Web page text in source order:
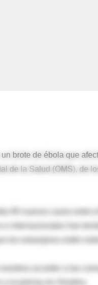
un brote de ébola que
de la Salud (OMS), de
los extranjeros estén